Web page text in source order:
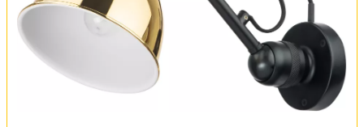
Установка
FAQ